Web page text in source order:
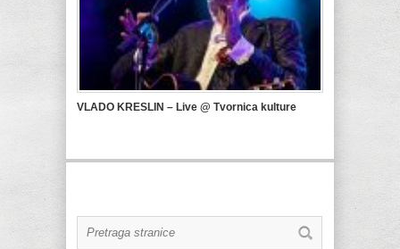
VLADO KRESLIN – Live @ Tvornica kulture